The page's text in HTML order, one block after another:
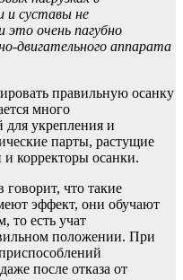
и суставы не
это очень пагубно
двигательного аппарата
правильную осанку
много
для укрепления и
парты, растущие
и корректоры осанки.
что такие
эффект, они обучают
то есть учат
положении. При
после отказа от